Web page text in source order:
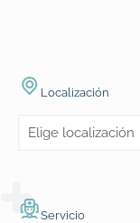
Localización
Servicio